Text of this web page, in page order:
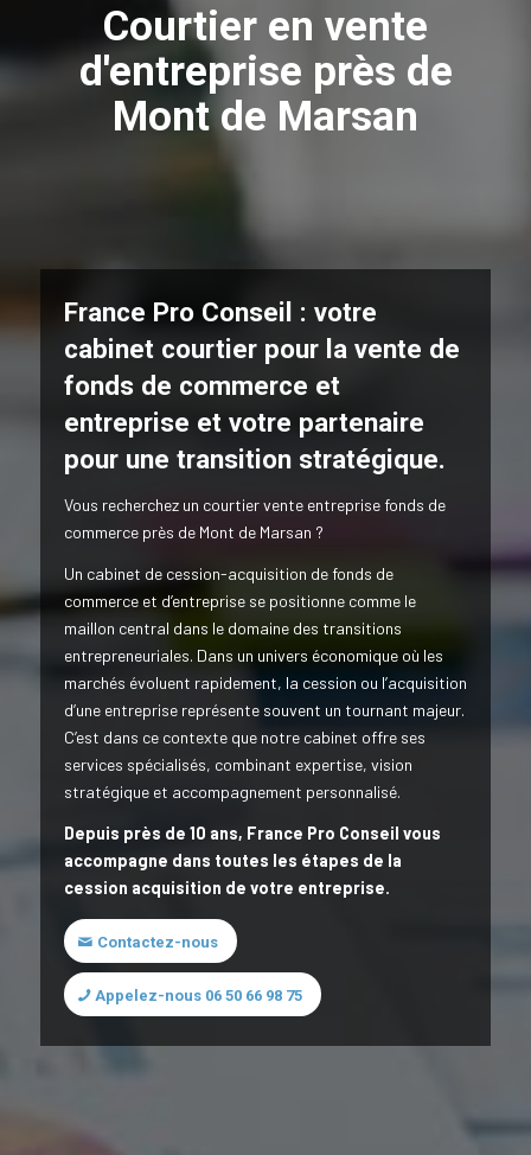
Courtier en vente
d'entreprise près de
Mont de Marsan
France Pro Conseil : votre
cabinet courtier pour la vente de
fonds de commerce et
entreprise et votre partenaire
pour une transition stratégique.
Vous recherchez un courtier vente entreprise fonds de
commerce près de Mont de Marsan ?
Un cabinet de cession-acquisition de fonds de
commerce et d’entreprise se positionne comme le
maillon central dans le domaine des transitions
entrepreneuriales. Dans un univers économique où les
marchés évoluent rapidement, la cession ou l’acquisition
d’une entreprise représente souvent un tournant majeur.
C’est dans ce contexte que notre cabinet offre ses
services spécialisés, combinant expertise, vision
stratégique et accompagnement personnalisé.
Depuis près de 10 ans, France Pro Conseil vous
accompagne dans toutes les étapes de la
cession acquisition de votre entreprise.
Contactez-nous
Appelez-nous 06 50 66 98 75